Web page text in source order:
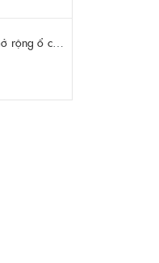
10284 Bộ mở rộng ổ cứng IBM Lenovo x3650 m4 69Y5319 8x 2.5" HS HDD Assembly Kit with Expander